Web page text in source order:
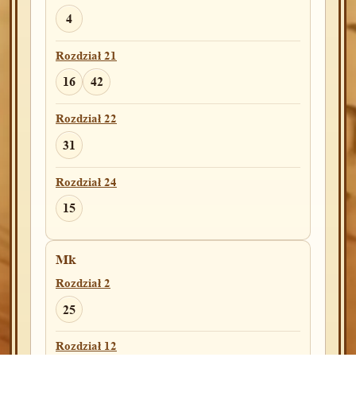
1Ezd
Rozdział 2
20 25
Rozdział 3
13
Rozdział 9
41
2Ezd
Rozdział 4
23
Rozdział 18
4
Rozdział 21
16 42
Rozdział 22
31
Rozdział 24
15
Mk
Rozdział 2
25
Rozdział 12